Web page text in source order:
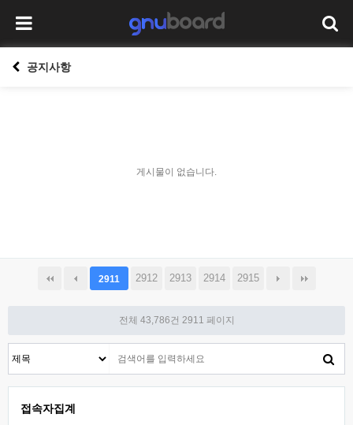
공지사항
게시물이 없습니다.
2911 2912 2913 2914 2915
전체 43,786건 2911 페이지
접속자집계